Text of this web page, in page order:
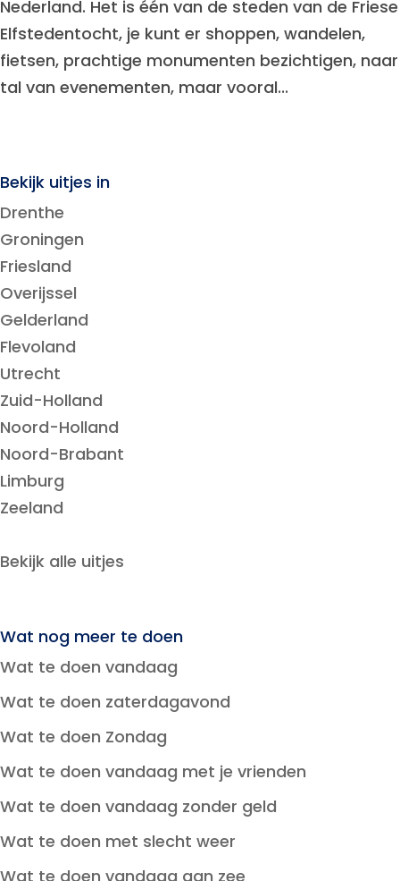
Nederland. Het is één van de steden van de Friese
Elfstedentocht, je kunt er shoppen, wandelen,
fietsen, prachtige monumenten bezichtigen, naar
tal van evenementen, maar vooral...
Bekijk uitjes in
Drenthe
Groningen
Friesland
Overijssel
Gelderland
Flevoland
Utrecht
Zuid-Holland
Noord-Holland
Noord-Brabant
Limburg
Zeeland
Bekijk alle uitjes
Wat nog meer te doen
Wat te doen vandaag
Wat te doen zaterdagavond
Wat te doen Zondag
Wat te doen vandaag met je vrienden
Wat te doen vandaag zonder geld
Wat te doen met slecht weer
Wat te doen vandaag aan zee